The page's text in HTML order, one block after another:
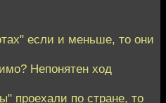
если и меньше, то они
Непонятен ход
проехали по стране, то